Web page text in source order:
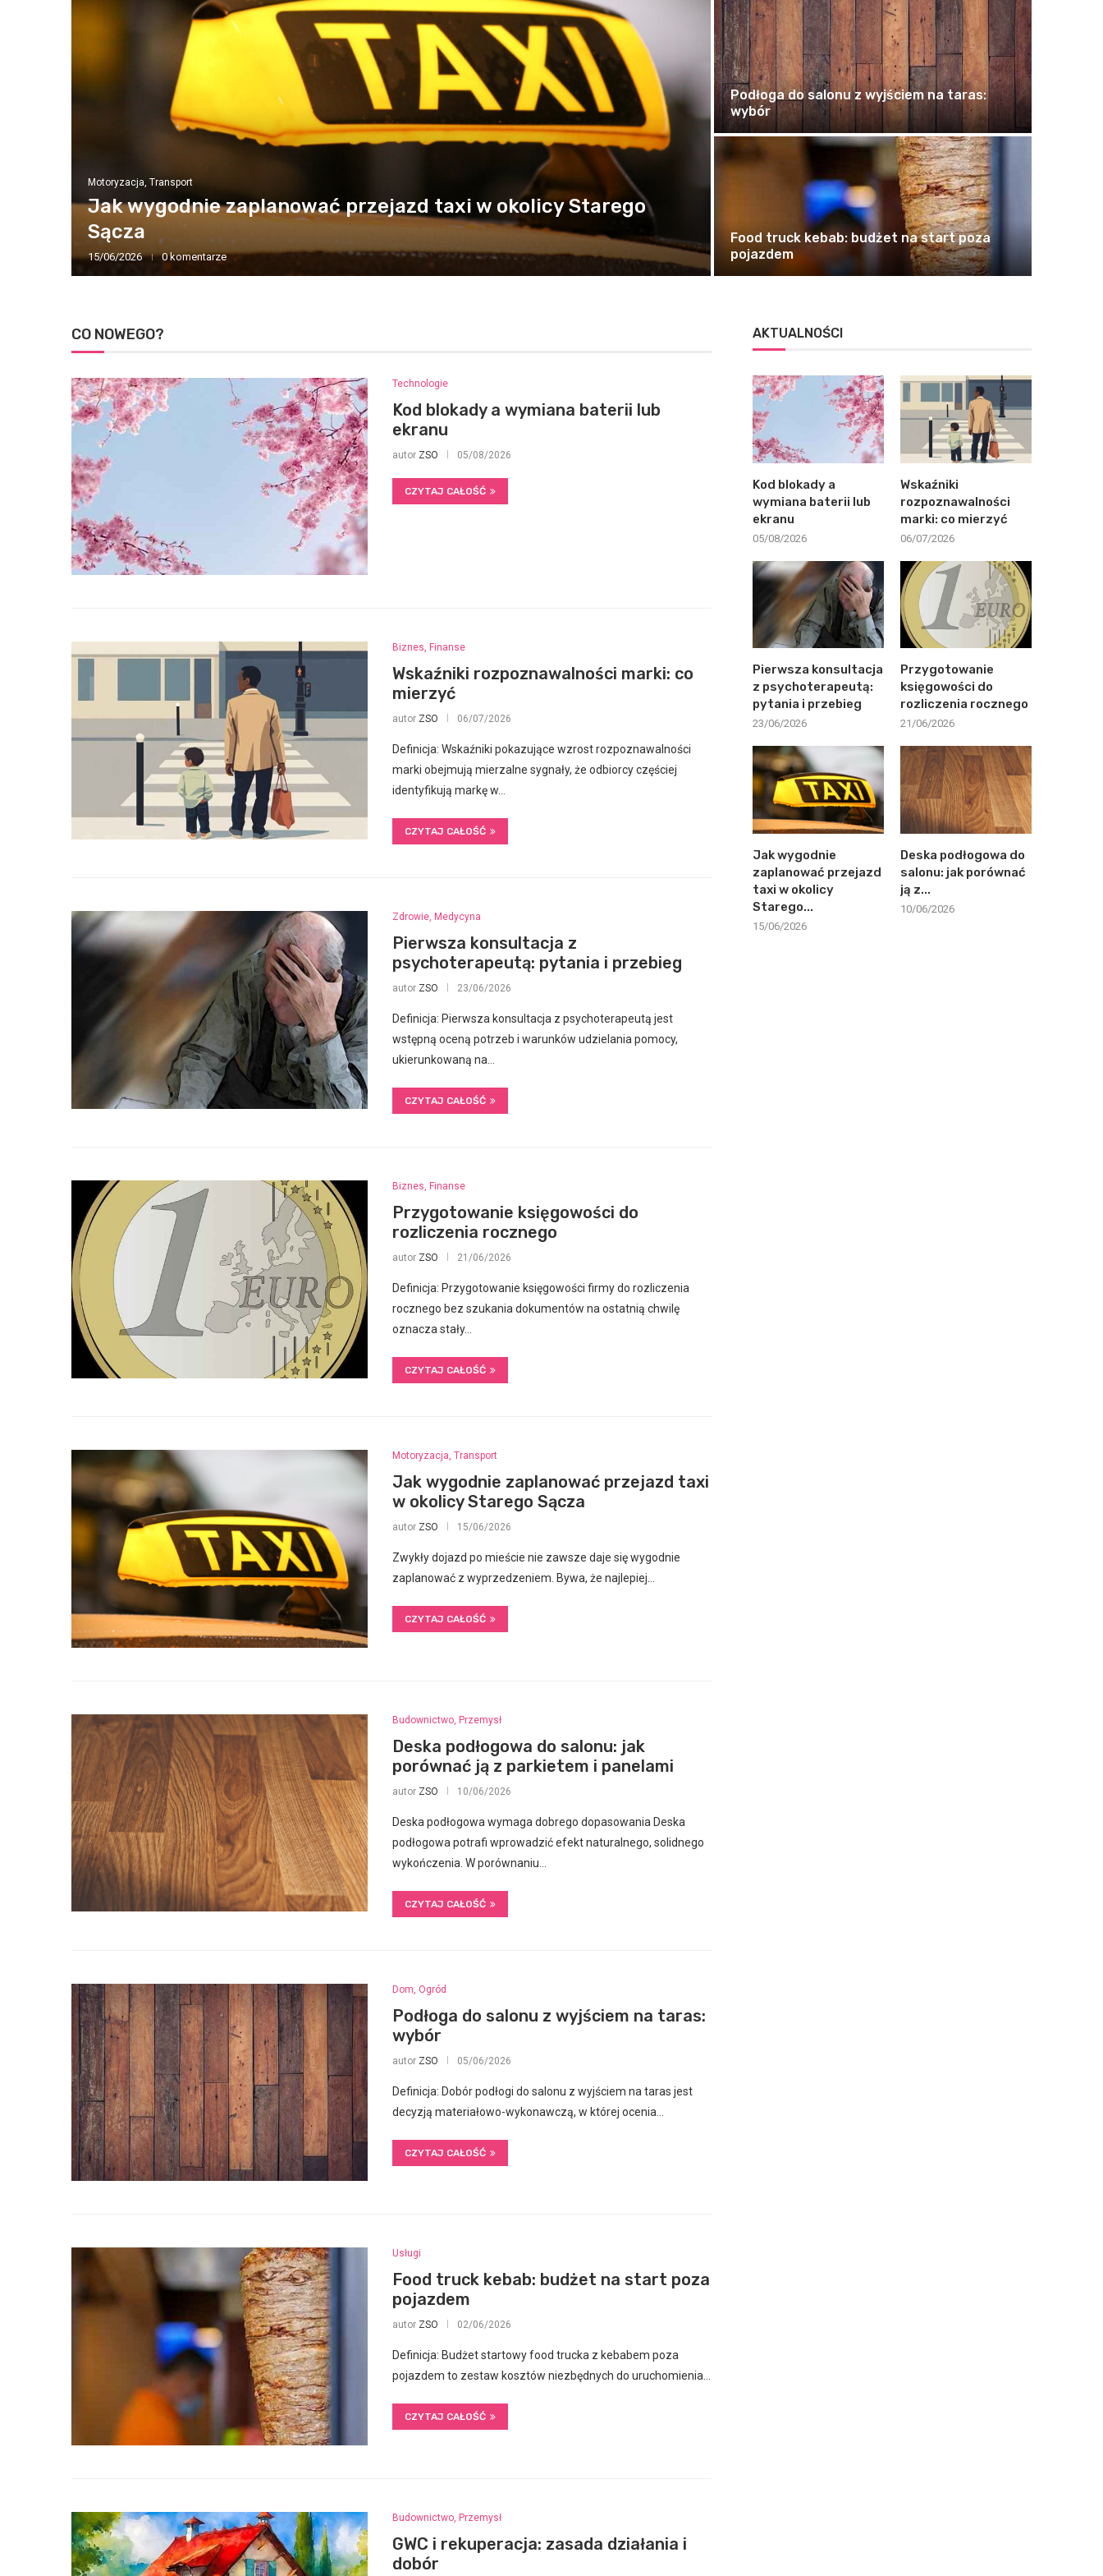
Motoryzacja, Transport
Jak wygodnie zaplanować przejazd taxi w okolicy Starego
Sącza
15/06/2026 0 komentarze
Podłoga do salonu z wyjściem na taras:
wybór
Food truck kebab: budżet na start poza
pojazdem
CO NOWEGO?
Technologie
Kod blokady a wymiana baterii lub
ekranu
autor ZSO 05/08/2026
CZYTAJ CAŁOŚĆ
Biznes, Finanse
Wskaźniki rozpoznawalności marki: co
mierzyć
autor ZSO 06/07/2026
Definicja: Wskaźniki pokazujące wzrost rozpoznawalności
marki obejmują mierzalne sygnały, że odbiorcy częściej
identyfikują markę w…
CZYTAJ CAŁOŚĆ
Zdrowie, Medycyna
Pierwsza konsultacja z
psychoterapeutą: pytania i przebieg
autor ZSO 23/06/2026
Definicja: Pierwsza konsultacja z psychoterapeutą jest
wstępną oceną potrzeb i warunków udzielania pomocy,
ukierunkowaną na…
CZYTAJ CAŁOŚĆ
Biznes, Finanse
Przygotowanie księgowości do
rozliczenia rocznego
autor ZSO 21/06/2026
Definicja: Przygotowanie księgowości firmy do rozliczenia
rocznego bez szukania dokumentów na ostatnią chwilę
oznacza stały…
CZYTAJ CAŁOŚĆ
Motoryzacja, Transport
Jak wygodnie zaplanować przejazd taxi
w okolicy Starego Sącza
autor ZSO 15/06/2026
Zwykły dojazd po mieście nie zawsze daje się wygodnie
zaplanować z wyprzedzeniem. Bywa, że najlepiej…
CZYTAJ CAŁOŚĆ
Budownictwo, Przemysł
Deska podłogowa do salonu: jak
porównać ją z parkietem i panelami
autor ZSO 10/06/2026
Deska podłogowa wymaga dobrego dopasowania Deska
podłogowa potrafi wprowadzić efekt naturalnego, solidnego
wykończenia. W porównaniu…
CZYTAJ CAŁOŚĆ
Dom, Ogród
Podłoga do salonu z wyjściem na taras:
wybór
autor ZSO 05/06/2026
Definicja: Dobór podłogi do salonu z wyjściem na taras jest
decyzją materiałowo-wykonawczą, w której ocenia…
CZYTAJ CAŁOŚĆ
Usługi
Food truck kebab: budżet na start poza
pojazdem
autor ZSO 02/06/2026
Definicja: Budżet startowy food trucka z kebabem poza
pojazdem to zestaw kosztów niezbędnych do uruchomienia…
CZYTAJ CAŁOŚĆ
Budownictwo, Przemysł
GWC i rekuperacja: zasada działania i
dobór
AKTUALNOŚCI
Kod blokady a
wymiana baterii lub
ekranu
05/08/2026
Wskaźniki
rozpoznawalności
marki: co mierzyć
06/07/2026
Pierwsza konsultacja
z psychoterapeutą:
pytania i przebieg
23/06/2026
Przygotowanie
księgowości do
rozliczenia rocznego
21/06/2026
Jak wygodnie
zaplanować przejazd
taxi w okolicy
Starego...
15/06/2026
Deska podłogowa do
salonu: jak porównać
ją z...
10/06/2026